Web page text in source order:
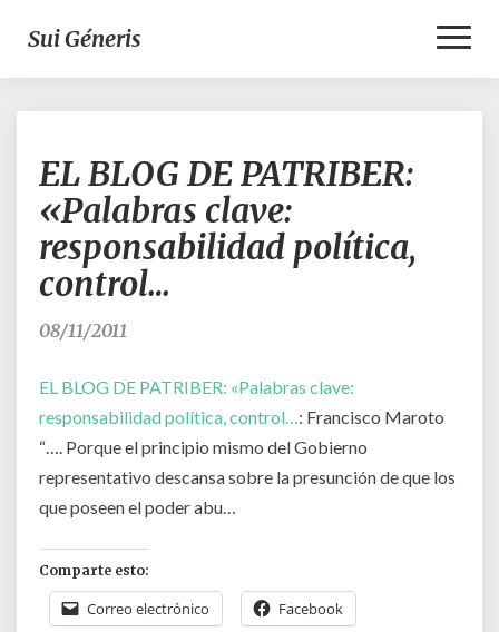
Sui Géneris
BLOG
DE
PATRIBER:
«Palabras
clave:
EL BLOG DE PATRIBER:
«Palabras clave:
responsabilidad política,
control…
08/11/2011
EL BLOG DE PATRIBER: «Palabras clave:
responsabilidad política, control…: Francisco Maroto
“…. Porque el principio mismo del Gobierno
representativo descansa sobre la presunción de que los
que poseen el poder abu…
Comparte esto:
Correo electrónico Facebook